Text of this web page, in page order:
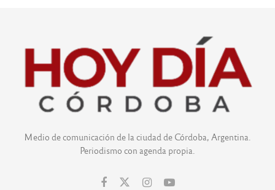
Medio de comunicación de la ciudad de Córdoba, Argentina.
Periodismo con agenda propia.